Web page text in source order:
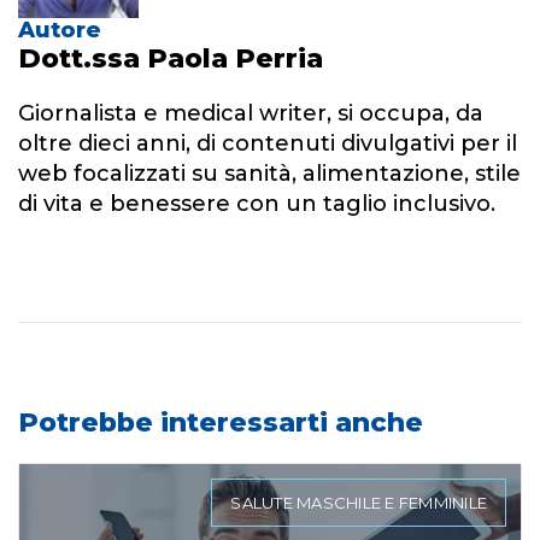
Autore
Dott.ssa Paola Perria
Giornalista e medical writer, si occupa, da
oltre dieci anni, di contenuti divulgativi per il
web focalizzati su sanità, alimentazione, stile
di vita e benessere con un taglio inclusivo.
Potrebbe interessarti anche
SALUTE MASCHILE E FEMMINILE